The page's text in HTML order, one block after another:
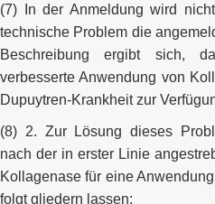
(7) In der Anmeldung wird
technische Problem die
Beschreibung ergibt sich,
verbesserte Anwendung von
Dupuytren-Krankheit zur
(8) 2. Zur Lösung dieses
nach der in erster Linie
Kollagenase für eine
folgt gliedern lassen: